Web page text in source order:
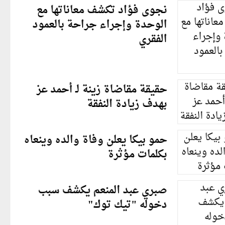
نجوى فؤاد تكشف معاناتها مع
الوحدة وإجراء جراحة بالعمود
الفقري
حقيقة مقاضاة زينة لـ أحمد عز
بهدف زيادة النفقة
حمو بيكا يعلن وفاة والده وينعاه
بكلمات مؤثرة
صبري عبد المنعم يكشف سبب
دخوله "تيك توك"